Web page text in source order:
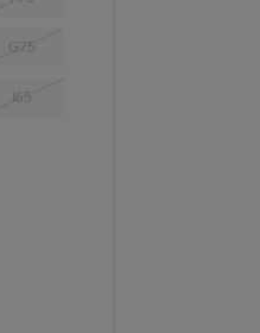
G75
I65